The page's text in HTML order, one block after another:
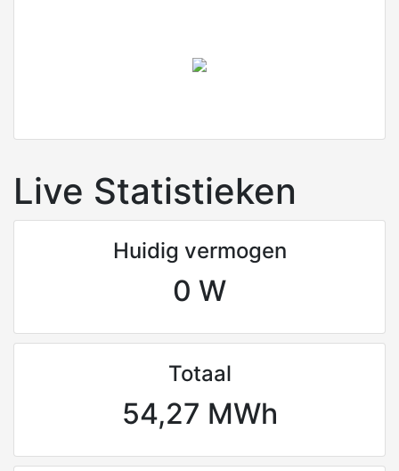
Live Statistieken
Huidig vermogen
0 W
Totaal
54,27 MWh